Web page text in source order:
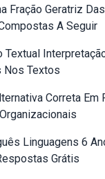
Fração Geratriz
A Seguir
Textual
Nos Textos
Correta Em
Linguagens 6
Grátis